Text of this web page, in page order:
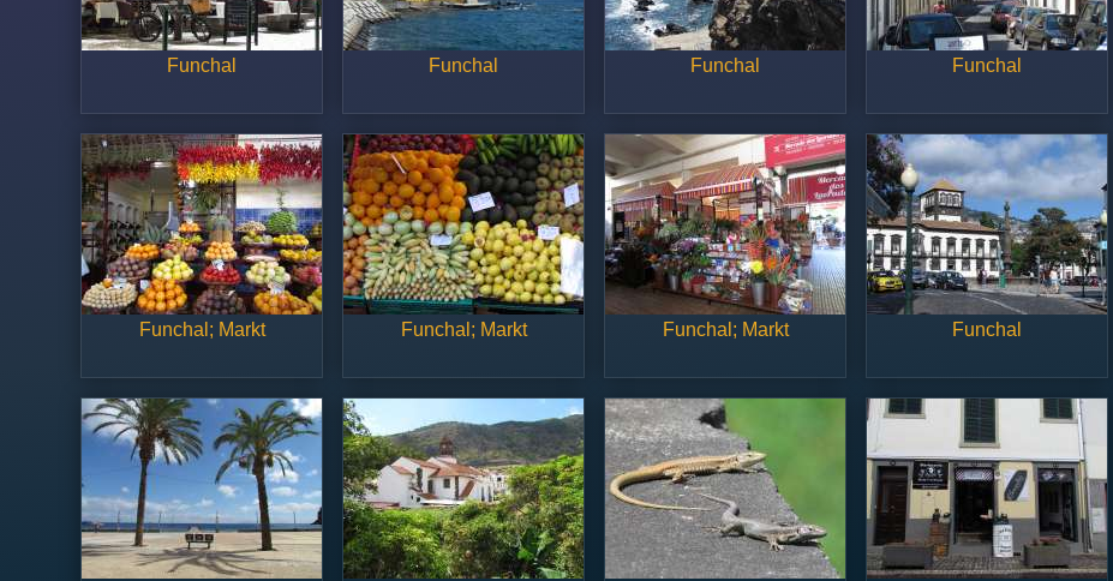
Funchal Funchal Funchal Funchal
Funchal; Markt Funchal; Markt Funchal; Markt Funchal